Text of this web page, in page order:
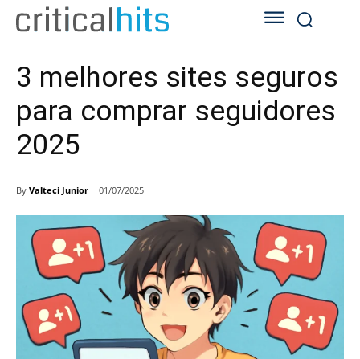
3 melhores sites seguros
para comprar seguidores
2025
By Valteci Junior 01/07/2025